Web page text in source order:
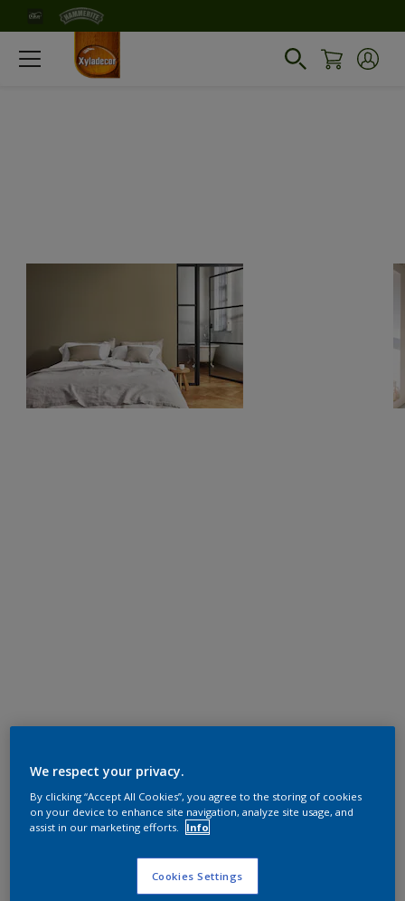
We respect your privacy.
By clicking “Accept All Cookies”, you agree to the storing of cookies
on your device to enhance site navigation, analyze site usage, and
assist in our marketing efforts.
Info
Cookies Settings